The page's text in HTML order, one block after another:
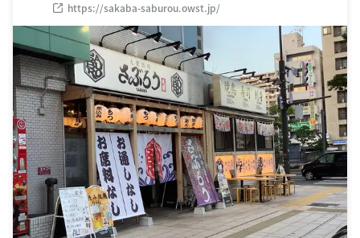
https://sakaba-saburou.owst.jp/